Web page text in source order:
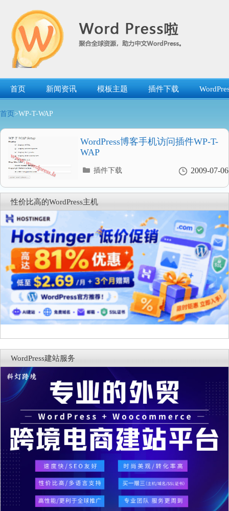
首页 新闻资讯 模板主题 插件下载
首页 >WP-T-WAP
WordPress博客手机访问插件WP-T-
WAP
2009-07-06
分
录
插件下载
性价比高的WordPress主机
WordPress建站服务